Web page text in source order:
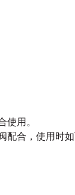
使用。
配合， 使用时